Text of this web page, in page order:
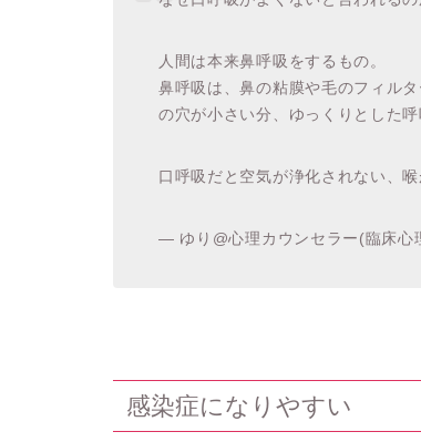
人間は本来鼻呼吸をするもの。
鼻呼吸は、鼻の粘膜や毛のフィル
の穴が小さい分、ゆっくりとした呼
口呼吸だと空気が浄化されない、
— ゆり@心理カウンセラー(臨床
感染症になりやすい